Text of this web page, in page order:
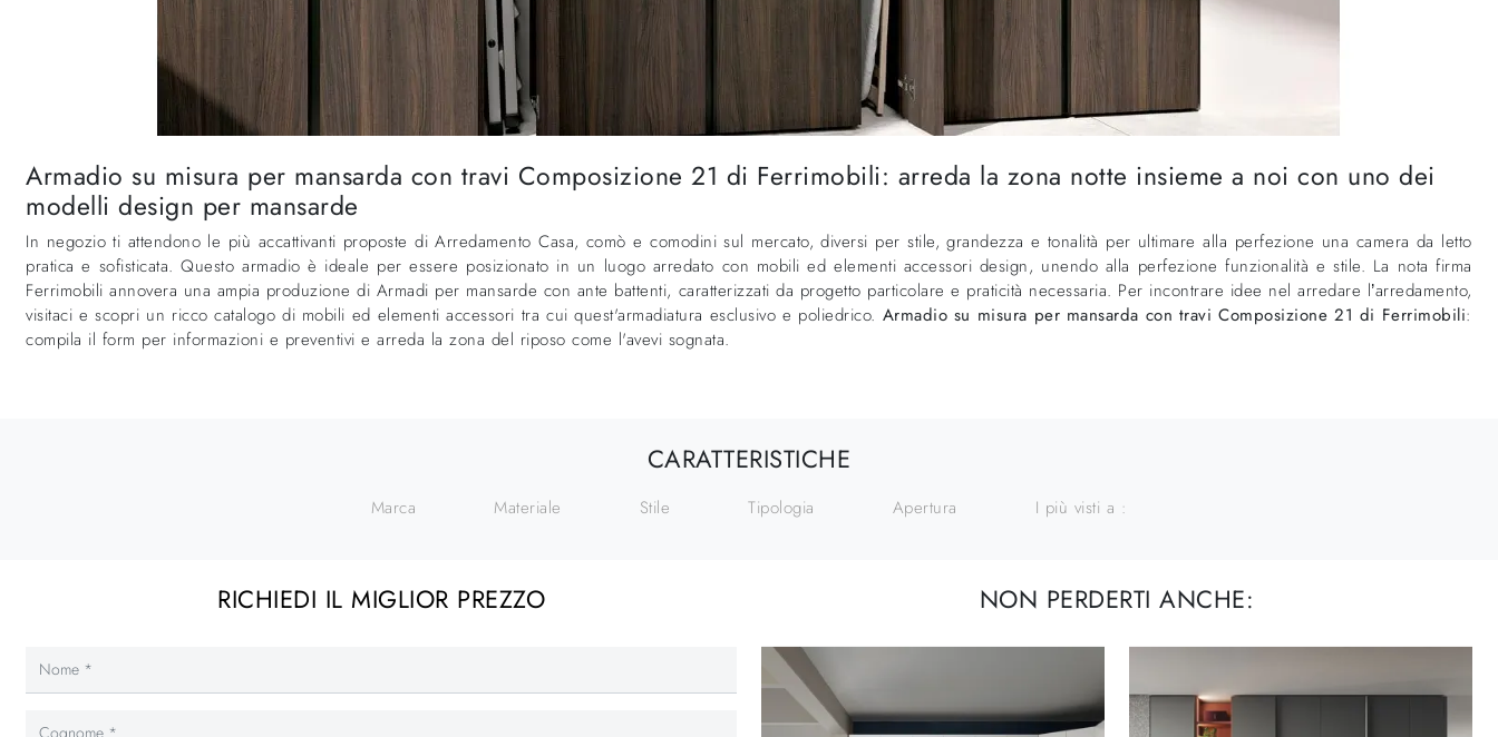
Armadio su misura per mansarda con travi Composizione 21 di Ferrimobili: arreda la zona notte insieme a noi con uno dei
modelli design per mansarde
In negozio ti attendono le più accattivanti proposte di Arredamento Casa, comò e comodini sul mercato, diversi per stile, grandezza e tonalità per ultimare alla perfezione una camera da letto
pratica e sofisticata. Questo armadio è ideale per essere posizionato in un luogo arredato con mobili ed elementi accessori design, unendo alla perfezione funzionalità e stile. La nota firma
Ferrimobili annovera una ampia produzione di Armadi per mansarde con ante battenti, caratterizzati da progetto particolare e praticità necessaria. Per incontrare idee nel arredare l’arredamento,
visitaci e scopri un ricco catalogo di mobili ed elementi accessori tra cui quest'armadiatura esclusivo e poliedrico. Armadio su misura per mansarda con travi Composizione 21 di Ferrimobili:
compila il form per informazioni e preventivi e arreda la zona del riposo come l'avevi sognata.
CARATTERISTICHE
Marca Materiale Stile Tipologia Apertura I più visti a :
RICHIEDI IL MIGLIOR PREZZO NON PERDERTI ANCHE: